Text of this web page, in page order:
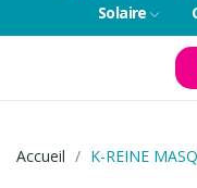
Solaire
Accueil K-REINE